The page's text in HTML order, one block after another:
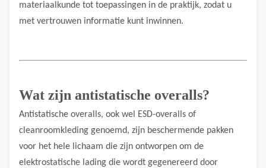
materiaalkunde tot toepassingen in de praktijk, zodat u
met vertrouwen informatie kunt inwinnen.
Wat zijn antistatische overalls?
Antistatische overalls, ook wel ESD-overalls of
cleanroomkleding genoemd, zijn beschermende pakken
voor het hele lichaam die zijn ontworpen om de
elektrostatische lading die wordt gegenereerd door